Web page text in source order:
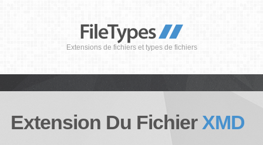
Extensions de fichiers et types de fichiers
Extension Du Fichier XMD